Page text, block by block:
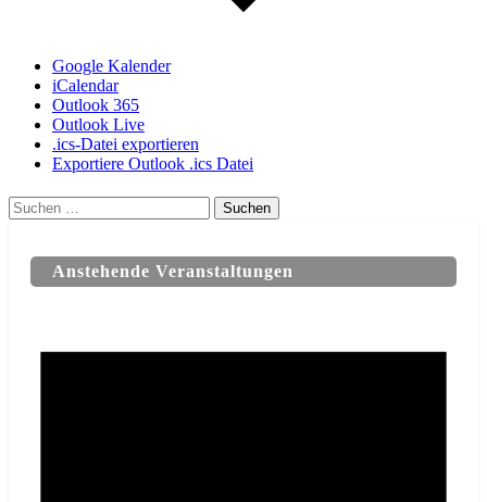
Google Kalender
iCalendar
Outlook 365
Outlook Live
.ics-Datei exportieren
Exportiere Outlook .ics Datei
Suchen
nach:
Anstehende Veranstaltungen